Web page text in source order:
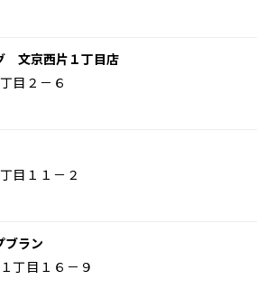
文京西片１丁目店
目２－６
目１１－２
ブラン
丁目１６－９